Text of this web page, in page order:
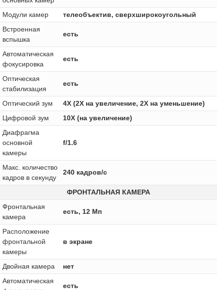
Модули камер
телеобъектив, сверхширокоугольный
Встроенная
вспышка
есть
Автоматическая
фокусировка
есть
Оптическая
стабилизация
есть
Оптический зум
4X (2X на увеличение, 2X на уменьшение)
Цифровой зум
10X (на увеличение)
Диафрагма
основной
камеры
f/1.6
Макс. количество
кадров в секунду
240 кадров/с
ФРОНТАЛЬНАЯ КАМЕРА
Фронтальная
камера
есть, 12 Мп
Расположение
фронтальной
камеры
в экране
Двойная камера
нет
Автоматическая
есть